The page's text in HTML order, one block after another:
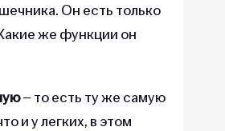
Он есть только
же функции он
– то есть ту же самую
и у легких, в этом